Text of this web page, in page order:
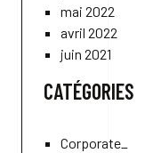
mai 2022
avril 2022
juin 2021
CATÉGORIES
Corporate_